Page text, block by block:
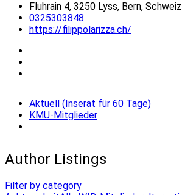
Fluhrain 4, 3250 Lyss, Bern, Schweiz
0325303848
https://filippolarizza.ch/
Aktuell (Inserat für 60 Tage)
KMU-Mitglieder
Author Listings
Filter by category